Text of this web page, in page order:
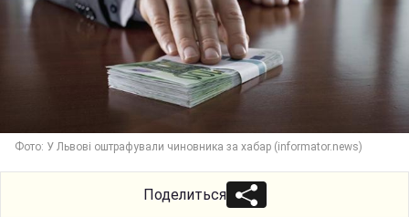
Фото: У Львові оштрафували чиновника за хабар (informator.news)
Поделиться